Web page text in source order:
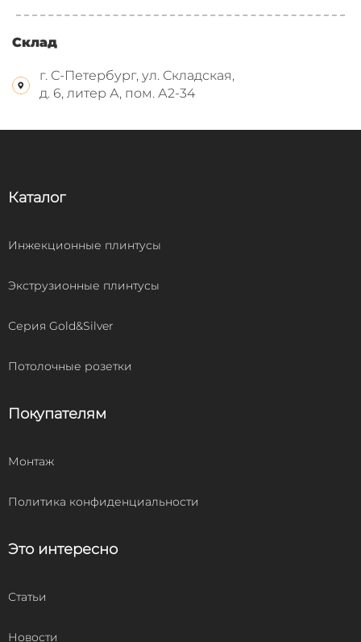
Склад
г. С-Петербург, ул. Складская,
д. 6, литер А, пом. А2-34
Каталог
Инжекционные плинтусы
Экструзионные плинтусы
Серия Gold&Silver
Потолочные розетки
Покупателям
Монтаж
Политика конфиденциальности
Это интересно
Статьи
Новости